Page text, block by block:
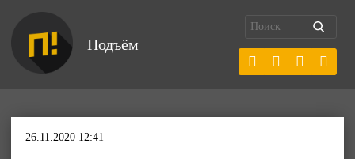
Подъём
26.11.2020 12:41